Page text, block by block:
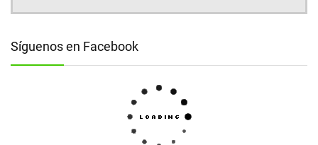
Síguenos en Facebook